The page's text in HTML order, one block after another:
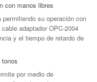
con manos libres
su operación con
adaptador OPC-2004
y el tiempo de retardo de
por medio de